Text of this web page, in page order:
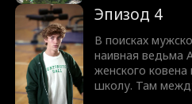
парень ослеп из-
предлагает
зрение, а Нейт
Но юную ведьму
ведь спать
что она думала!
Эпизод 4
В поисках
наивная ведьма
женского
школу. Там